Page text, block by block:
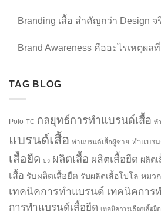
Branding เสื้อ สำคัญกว่า Design จ
Brand Awareness คืออะไรเหตุผ
TAG BLOG
Polo TC กลยุทธ์การทำแบรนด์เสื้อ ท
แบรนด์เสื้อ ทำแบรนด์เสื้อผู้ชาย ทำแบร
เสื้อยืด บง ผลิตเสื้อ ผลิตเสื้อยืด ผลิต
เสื้อ รับผลิตเสื้อยืด รับผลิตเสื้อโปโล หมวก
เทคนิคการทำแบรนด์ เทคนิคการ
การทำแบรนด์เสื้อยืด เทคนิคการเลือกเสื้อยืด